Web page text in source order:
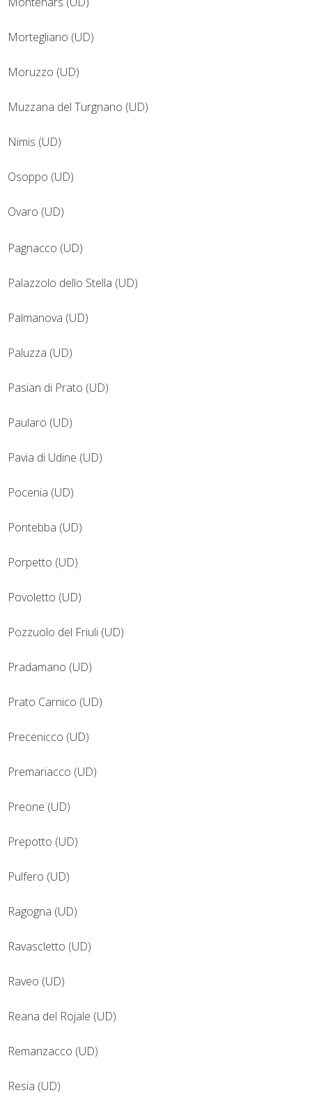
Mortegliano (UD)
Moruzzo (UD)
Muzzana del Turgnano (UD)
Nimis (UD)
Osoppo (UD)
Ovaro (UD)
Pagnacco (UD)
Palazzolo dello Stella (UD)
Palmanova (UD)
Paluzza (UD)
Pasian di Prato (UD)
Paularo (UD)
Pavia di Udine (UD)
Pocenia (UD)
Pontebba (UD)
Porpetto (UD)
Povoletto (UD)
Pozzuolo del Friuli (UD)
Pradamano (UD)
Prato Carnico (UD)
Precenicco (UD)
Premariacco (UD)
Preone (UD)
Prepotto (UD)
Pulfero (UD)
Ragogna (UD)
Ravascletto (UD)
Raveo (UD)
Reana del Rojale (UD)
Remanzacco (UD)
Resia (UD)